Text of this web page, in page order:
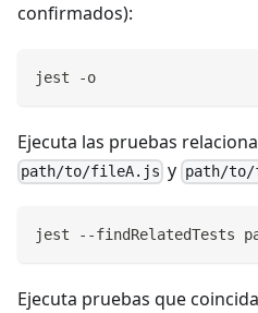
confirmados):
jest -o
Ejecuta las pruebas
path/to/fileA.js y path/
jest --
Ejecuta pruebas que